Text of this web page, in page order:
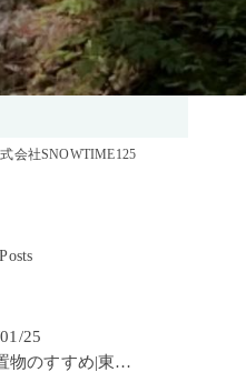
会社SNOWTIME125
25
干支の置物のすすめ|東京SNSコンサル株式会社SNOWTIME125